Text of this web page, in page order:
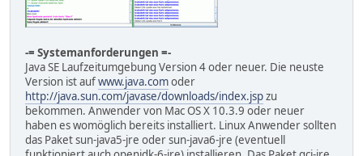
-= Systemanforderungen =-
Java SE Laufzeitumgebung Version 4 oder neuer. Die neuste
Version ist aufwww.java.comoder
http://java.sun.com/javase/downloads/index.jspzu
bekommen. Anwender von Mac OS X 10.3.9 oder neuer
haben es womöglich bereits installiert. Linux Anwender sollten
das Paket sun-java5-jre oder sun-java6-jre (eventuell